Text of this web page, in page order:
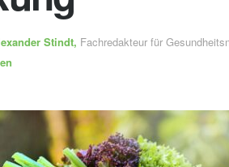
Stindt, Fachredakteur für